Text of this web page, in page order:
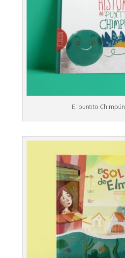
El puntito Chimpún